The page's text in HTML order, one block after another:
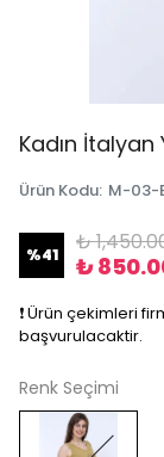
Kadın İtalyan
Ürün Kodu: M-03-
%41 ₺
₺
❗️ Ürün çekimleri
başvurulacaktir.
Renk Seçimi